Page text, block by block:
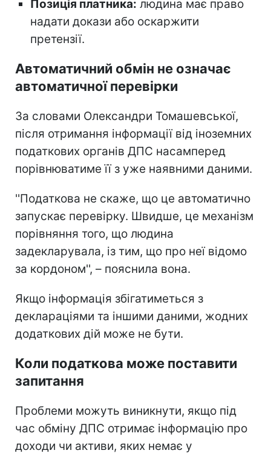
Позиція платника: людина має право
надати докази або оскаржити
претензії.
Автоматичний обмін не означає
автоматичної перевірки
За словами Олександри Томашевської,
після отримання інформації від іноземних
податкових органів ДПС насамперед
порівнюватиме її з уже наявними даними.
''Податкова не скаже, що це автоматично
запускає перевірку. Швидше, це механізм
порівняння того, що людина
задекларувала, із тим, що про неї відомо
за кордоном'', – пояснила вона.
Якщо інформація збігатиметься з
деклараціями та іншими даними, жодних
додаткових дій може не бути.
Коли податкова може поставити
запитання
Проблеми можуть виникнути, якщо під
час обміну ДПС отримає інформацію про
доходи чи активи, яких немає у